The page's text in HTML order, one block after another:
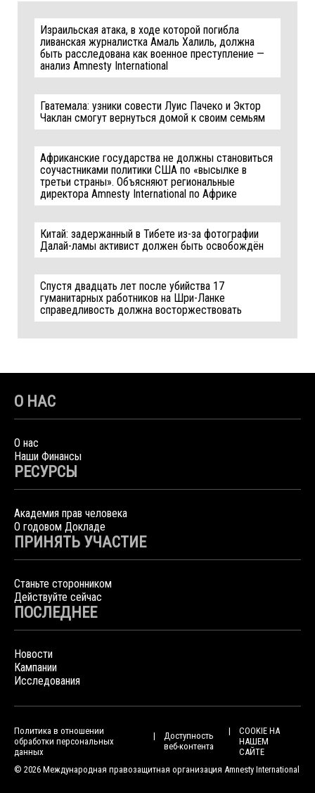
Израильская атака, в ходе которой погибла
ливанская журналистка Амаль Халиль, должна
быть расследована как военное преступление —
анализ Amnesty International
Гватемала: узники совести Луис Пачеко и Эктор
Чаклан смогут вернуться домой к своим семьям
Африканские государства не должны становиться
соучастниками политики США по «высылке в
третьи страны». Объясняют региональные
директора Amnesty International по Африке
Китай: задержанный в Тибете из-за фотографии
Далай-ламы активист должен быть освобождён
Спустя двадцать лет после убийства 17
гуманитарных работников на Шри-Ланке
справедливость должна восторжествовать
О НАС
О нас
Наши Финансы
РЕСУРСЫ
Академия прав человека
О годовом Докладе
ПРИНЯТЬ УЧАСТИЕ
Станьте сторонником
Действуйте сейчас
ПОСЛЕДНЕЕ
Новости
Кампании
Исследования
Политика в отношении
обработки персональных
данных
Доступность
веб-контента
COOKIE НА
НАШЕМ
САЙТЕ
© 2026 Международная правозащитная организация Amnesty International